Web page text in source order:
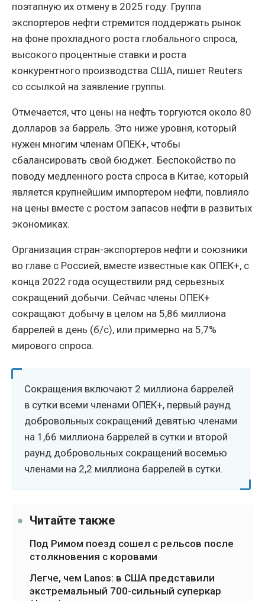
поэтапную их отмену в 2025 году. Группа
экспортеров нефти стремится поддержать рынок
на фоне прохладного роста глобального спроса,
высокого процентные ставки и роста
конкурентного производства США, пишет Reuters
со ссылкой на заявление группы.
Отмечается, что цены на нефть торгуются около 80
долларов за баррель. Это ниже уровня, который
нужен многим членам ОПЕК+, чтобы
сбалансировать свой бюджет. Беспокойство по
поводу медленного роста спроса в Китае, который
является крупнейшим импортером нефти, повлияло
на цены вместе с ростом запасов нефти в развитых
экономиках.
Организация стран-экспортеров нефти и союзники
во главе с Россией, вместе известные как ОПЕК+, с
конца 2022 года осуществили ряд серьезных
сокращений добычи. Сейчас члены ОПЕК+
сокращают добычу в целом на 5,86 миллиона
баррелей в день (б/с), или примерно на 5,7%
мирового спроса.
Сокращения включают 2 миллиона баррелей
в сутки всеми членами ОПЕК+, первый раунд
добровольных сокращений девятью членами
на 1,66 миллиона баррелей в сутки и второй
раунд добровольных сокращений восемью
членами на 2,2 миллиона баррелей в сутки.
Читайте также
Под Римом поезд сошел с рельсов после
столкновения с коровами
Легче, чем Lanos: в США представили
экстремальный 700-сильный суперкар